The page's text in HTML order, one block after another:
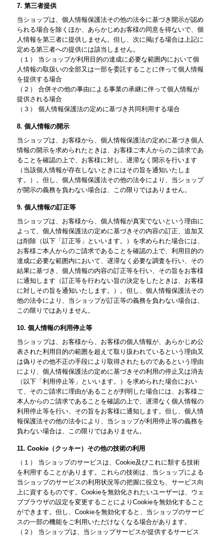
7. 第三者提供
当ショップは、個人情報保護法その他の法令に基づき開示が認め
られる場合を除くほか、あらかじめお客様の同意を得ないで、個
人情報を第三者に提供しません。但し、次に掲げる場合は上記に
定める第三者への提供には該当しません。
（１） 当ショップが利用目的の達成に必要な範囲内において個
人情報の取扱いの全部又は一部を委託することに伴って個人情報
を提供する場合
（２） 合併その他の事由による事業の承継に伴って個人情報が
提供される場合
（３） 個人情報保護法の定めに基づき共同利用する場合
8. 個人情報の開示
当ショップは、お客様から、個人情報保護法の定めに基づき個人
情報の開示を求められたときは、お客様ご本人からのご請求であ
ることを確認の上で、お客様に対し、遅滞なく開示を行います
（当該個人情報が存在しないときにはその旨を通知いたしま
す。）。但し、個人情報保護法その他の法令により、当ショップ
が開示の義務を負わない場合は、この限りではありません。
9. 個人情報の訂正等
当ショップは、お客様から、個人情報が真実でないという理由に
よって、個人情報保護法の定めに基づきその内容の訂正、追加又
は削除（以下「訂正等」といいます。）を求められた場合には、
お客様ご本人からのご請求であることを確認の上で、利用目的の
達成に必要な範囲内において、遅滞なく必要な調査を行い、その
結果に基づき、個人情報の内容の訂正等を行い、その旨をお客様
に通知します（訂正等を行わない旨の決定をしたときは、お客様
に対しその旨を通知いたします。）。但し、個人情報保護法その
他の法令により、当ショップが訂正等の義務を負わない場合は、
この限りではありません。
10. 個人情報の利用停止等
当ショップは、お客様から、お客様の個人情報が、あらかじめ公
表された利用目的の範囲を超えて取り扱われているという理由又
は偽りその他不正の手段により取得されたものであるという理由
により、個人情報保護法の定めに基づきその利用の停止又は消去
（以下「利用停止等」といいます。）を求められた場合におい
て、そのご請求に理由があることが判明した場合には、お客様ご
本人からのご請求であることを確認の上で、遅滞なく個人情報の
利用停止等を行い、その旨をお客様に通知します。但し、個人情
報保護法その他の法令により、当ショップが利用停止等の義務を
負わない場合は、この限りではありません。
11. Cookie（クッキー）その他の技術の利用
（１） 当ショップのサービスは、Cookie及びこれに類する技術
を利用することがあります。これらの技術は、当ショップによる
当ショップのサービスの利用状況等の把握に役立ち、サービス向
上に資するものです。Cookieを無効化されたいユーザーは、ウェ
ブブラウザの設定を変更することによりCookieを無効化すること
ができます。但し、Cookieを無効化すると、当ショップのサービ
スの一部の機能をご利用いただけなくなる場合があります。
（２） 当ショップは、当ショップサービスが提供するサービス